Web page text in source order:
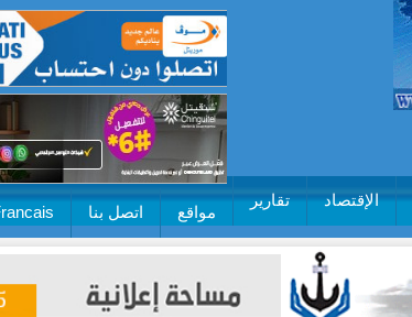
الإقتصاد تقارير
مواقع اتصل بنا